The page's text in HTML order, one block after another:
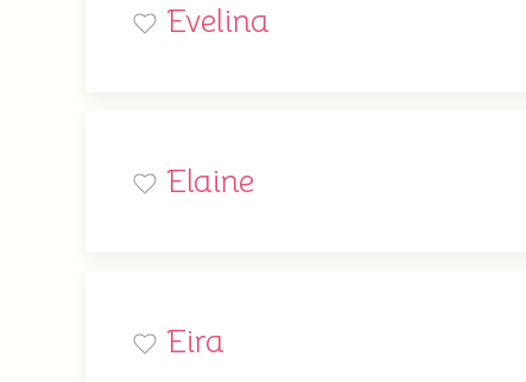
Evelina
Elaine
Eira